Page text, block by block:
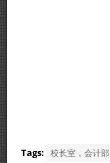
Tags: 校长室，会计部